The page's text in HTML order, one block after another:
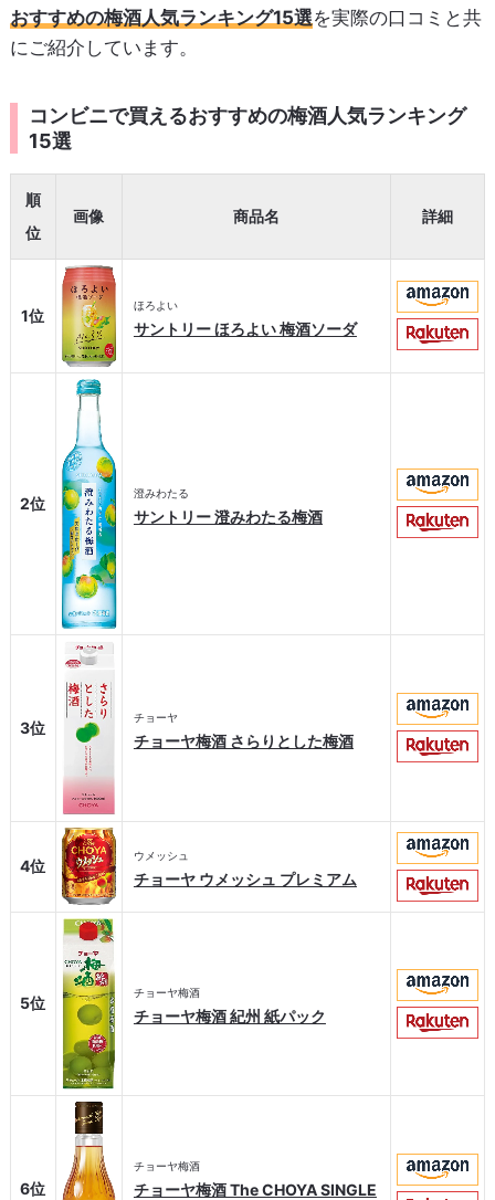
おすすめの梅酒人気ランキング15選を実際の口コミと共
にご紹介しています。
コンビニで買えるおすすめの梅酒人気ランキング
15選
順
位
画像 商品名 詳細
1位
ほろよい
サントリー ほろよい 梅酒ソーダ
2位
澄みわたる
サントリー 澄みわたる梅酒
3位
チョーヤ
チョーヤ梅酒 さらりとした梅酒
4位
ウメッシュ
チョーヤ ウメッシュ プレミアム
5位
チョーヤ梅酒
チョーヤ梅酒 紀州 紙パック
6位
チョーヤ梅酒
チョーヤ梅酒 The CHOYA SINGLE